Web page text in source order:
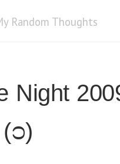
Random Thoughts
Night
)